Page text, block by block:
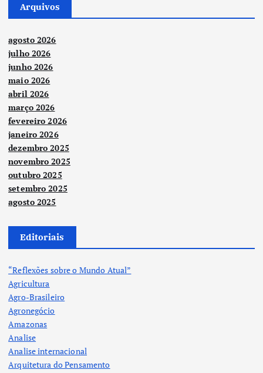
Arquivos
agosto 2026
julho 2026
junho 2026
maio 2026
abril 2026
março 2026
fevereiro 2026
janeiro 2026
dezembro 2025
novembro 2025
outubro 2025
setembro 2025
agosto 2025
Editoriais
“Reflexões sobre o Mundo Atual”
Agricultura
Agro-Brasileiro
Agronegócio
Amazonas
Analise
Analise internacional
Arquitetura do Pensamento